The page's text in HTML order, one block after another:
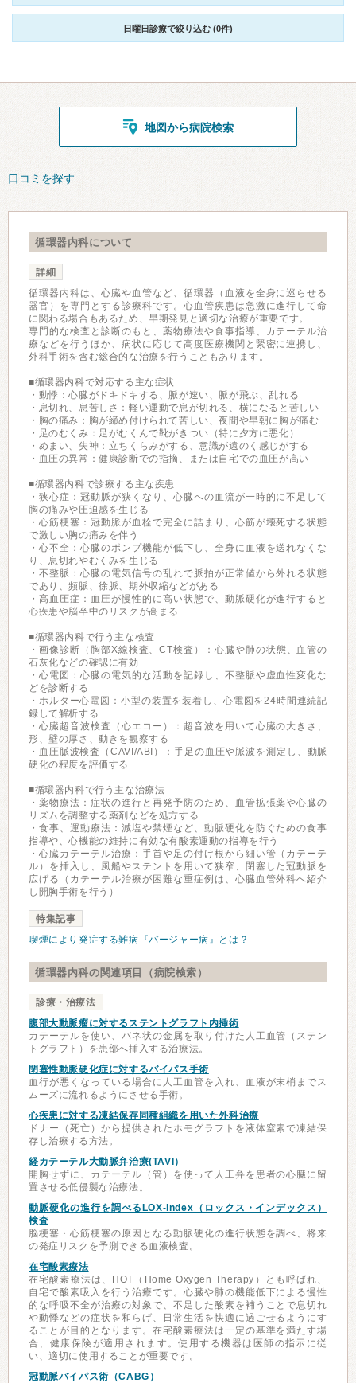
日曜日診療で絞り込む (0件)
地図から病院検索
口コミを探す
循環器内科について
詳細
循環器内科は、心臓や血管など、循環器（血液を全身に巡らせる
器官）を専門とする診療科です。心血管疾患は急激に進行して命
に関わる場合もあるため、早期発見と適切な治療が重要です。
専門的な検査と診断のもと、薬物療法や食事指導、カテーテル治
療などを行うほか、病状に応じて高度医療機関と緊密に連携し、
外科手術を含む総合的な治療を行うこともあります。
■循環器内科で対応する主な症状
・動悸：心臓がドキドキする、脈が速い、脈が飛ぶ、乱れる
・息切れ、息苦しさ：軽い運動で息が切れる、横になると苦しい
・胸の痛み：胸が締め付けられて苦しい、夜間や早朝に胸が痛む
・足のむくみ：足がむくんで靴がきつい（特に夕方に悪化）
・めまい、失神：立ちくらみがする、意識が遠のく感じがする
・血圧の異常：健康診断での指摘、または自宅での血圧が高い
■循環器内科で診療する主な疾患
・狭心症：冠動脈が狭くなり、心臓への血流が一時的に不足して
胸の痛みや圧迫感を生じる
・心筋梗塞：冠動脈が血栓で完全に詰まり、心筋が壊死する状態
で激しい胸の痛みを伴う
・心不全：心臓のポンプ機能が低下し、全身に血液を送れなくな
り、息切れやむくみを生じる
・不整脈：心臓の電気信号の乱れで脈拍が正常値から外れる状態
であり、頻脈、徐脈、期外収縮などがある
・高血圧症：血圧が慢性的に高い状態で、動脈硬化が進行すると
心疾患や脳卒中のリスクが高まる
■循環器内科で行う主な検査
・画像診断（胸部X線検査、CT検査）：心臓や肺の状態、血管の
石灰化などの確認に有効
・心電図：心臓の電気的な活動を記録し、不整脈や虚血性変化な
どを診断する
・ホルター心電図：小型の装置を装着し、心電図を24時間連続記
録して解析する
・心臓超音波検査（心エコー）：超音波を用いて心臓の大きさ、
形、壁の厚さ、動きを観察する
・血圧脈波検査（CAVI/ABI）：手足の血圧や脈波を測定し、動脈
硬化の程度を評価する
■循環器内科で行う主な治療法
・薬物療法：症状の進行と再発予防のため、血管拡張薬や心臓の
リズムを調整する薬剤などを処方する
・食事、運動療法：減塩や禁煙など、動脈硬化を防ぐための食事
指導や、心機能の維持に有効な有酸素運動の指導を行う
・心臓カテーテル治療：手首や足の付け根から細い管（カテーテ
ル）を挿入し、風船やステントを用いて狭窄、閉塞した冠動脈を
広げる（カテーテル治療が困難な重症例は、心臓血管外科へ紹介
し開胸手術を行う）
特集記事
喫煙により発症する難病『バージャー病』とは？
循環器内科の関連項目（病院検索）
診療・治療法
腹部大動脈瘤に対するステントグラフト内挿術
カテーテルを使い、バネ状の金属を取り付けた人工血管（ステン
トグラフト）を患部へ挿入する治療法。
閉塞性動脈硬化症に対するバイパス手術
血行が悪くなっている場合に人工血管を入れ、血液が末梢までス
ムーズに流れるようにさせる手術。
心疾患に対する凍結保存同種組織を用いた外科治療
ドナー（死亡）から提供されたホモグラフトを液体窒素で凍結保
存し治療する方法。
経カテーテル大動脈弁治療(TAVI）
開胸せずに、カテーテル（管）を使って人工弁を患者の心臓に留
置させる低侵襲な治療法。
動脈硬化の進行を調べるLOX-index（ロックス・インデックス）
検査
脳梗塞・心筋梗塞の原因となる動脈硬化の進行状態を調べ、将来
の発症リスクを予測できる血液検査。
在宅酸素療法
在宅酸素療法は、HOT（Home Oxygen Therapy）とも呼ばれ、
自宅で酸素吸入を行う治療です。心臓や肺の機能低下による慢性
的な呼吸不全が治療の対象で、不足した酸素を補うことで息切れ
や動悸などの症状を和らげ、日常生活を快適に過ごせるようにす
ることが目的となります。在宅酸素療法は一定の基準を満たす場
合、健康保険が適用されます。使用する機器は医師の指示に従
い、適切に使用することが重要です。
冠動脈バイパス術（CABG）